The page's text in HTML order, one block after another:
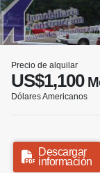
Precio de alquilar
US$1,100
Dólares Americanos
Descargar
información